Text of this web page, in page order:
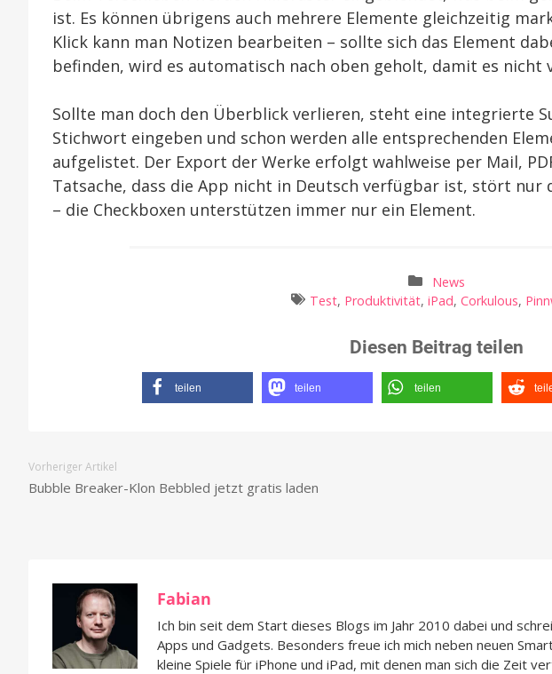
ist. Es können übrigens auch mehrere Elemente gleichzeitig
Klick kann man Notizen bearbeiten – sollte sich das Element
befinden, wird es automatisch nach oben geholt, damit es
Sollte man doch den Überblick verlieren, steht eine integrierte
Stichwort eingeben und schon werden alle entsprechenden
aufgelistet. Der Export der Werke erfolgt wahlweise per Mail,
Tatsache, dass die App nicht in Deutsch verfügbar ist, stört nur
– die Checkboxen unterstützen immer nur ein Element.
News
Test, Produktivität,iPad,Corkulous,
Diesen Beitrag teilen
teilen teilen teilen
Vorheriger Artikel
Bubble Breaker-Klon Bebbled jetzt gratis laden
Fabian
Ich bin seit dem Start dieses Blogs im Jahr 2010 dabei und
Apps und Gadgets. Besonders freue ich mich neben neuen
kleine Spiele für iPhone und iPad, mit denen man sich die Zeit